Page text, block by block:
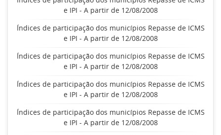
e IPI - A partir de 12/08/2008
Índices de participação dos municípios Repasse de ICMS
e IPI - A partir de 12/08/2008
Índices de participação dos municípios Repasse de ICMS
e IPI - A partir de 12/08/2008
Índices de participação dos municípios Repasse de ICMS
e IPI - A partir de 12/08/2008
Índices de participação dos municípios Repasse de ICMS
e IPI - A partir de 12/08/2008